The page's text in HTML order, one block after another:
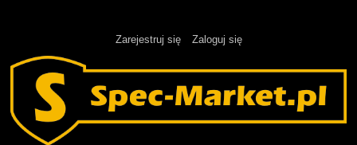
Zarejestruj się Zaloguj się